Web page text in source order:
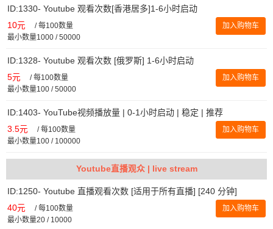
ID:1330- Youtube 观看次数[香港居多]1-6小时启动
10元 /每100数量
最小数量1000 / 50000
加入购物车
ID:1328- Youtube 观看次数 [俄罗斯] 1-6小时启动
5元 /每100数量
最小数量100 / 50000
加入购物车
ID:1403- YouTube视频播放量 | 0-1小时启动 | 稳定 | 推荐
3.5元 /每100数量
最小数量100 / 100000
加入购物车
Youtube直播观众 | live stream
ID:1250- Youtube 直播观看次数 [适用于所有直播] [240 分钟]
40元 /每100数量
最小数量20 / 10000
加入购物车